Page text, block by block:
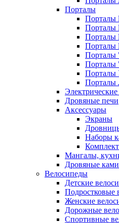
Порталы
Порталы
Порталы
Порталы
Порталы
Порталы
Порталы
Порталы
Порталы
Дровяные печи
Аксессуары
Экраны
Наборы
Мангалы,
Дровяные
Велосипеды
Детские
Подростковые
Женские
Дорожные
Спортивные